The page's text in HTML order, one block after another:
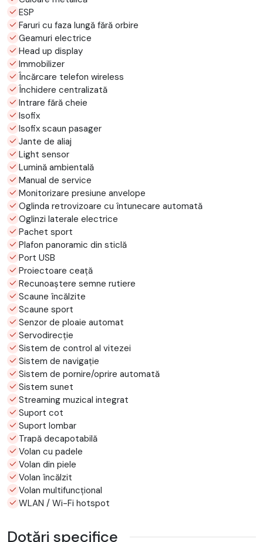
ESP
Faruri cu faza lungă fără orbire
Geamuri electrice
Head up display
Immobilizer
Încărcare telefon wireless
Închidere centralizată
Intrare fără cheie
Isofix
Isofix scaun pasager
Jante de aliaj
Light sensor
Lumină ambientală
Manual de service
Monitorizare presiune anvelope
Oglinda retrovizoare cu întunecare automată
Oglinzi laterale electrice
Pachet sport
Plafon panoramic din sticlă
Port USB
Proiectoare ceață
Recunoaștere semne rutiere
Scaune încălzite
Scaune sport
Senzor de ploaie automat
Servodirecție
Sistem de control al vitezei
Sistem de navigație
Sistem de pornire/oprire automată
Sistem sunet
Streaming muzical integrat
Suport cot
Suport lombar
Trapă decapotabilă
Volan cu padele
Volan din piele
Volan încălzit
Volan multifuncțional
WLAN / Wi-Fi hotspot
Dotări specifice